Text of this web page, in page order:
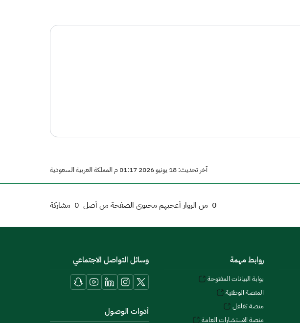
آخر تحديث: 18 يونيو 2026 01:17 م المملكة العربية السعودية
0 من الزوار أعجبهم محتوى الصفحة من أصل 0 مشاركة
روابط مهمة
بوابة البيانات المفتوحة
المنصة الوطنية
منصة تفاعل
منصة الاستشارات العامة
وسائل التواصل الاجتماعي
أدوات الوصول